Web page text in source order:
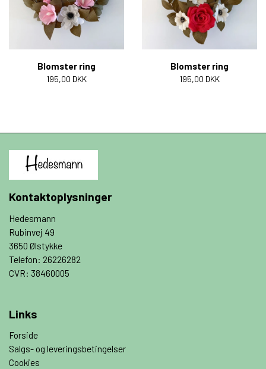
Blomster ring
195,00 DKK
Blomster ring
195,00 DKK
Kontaktoplysninger
Hedesmann
Rubinvej 49
3650 Ølstykke
Telefon: 26226282
CVR: 38460005
Links
Forside
Salgs- og leveringsbetingelser
Cookies